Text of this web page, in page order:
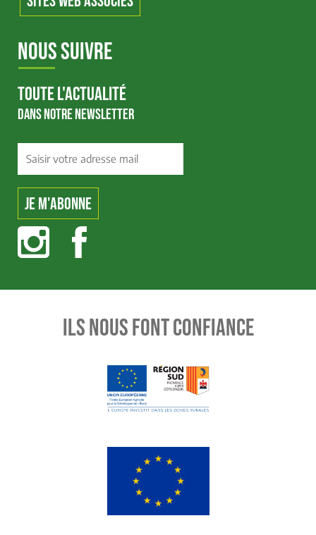
NOUS SUIVRE
TOUTE L'ACTUALITÉ
DANS NOTRE NEWSLETTER
ILS NOUS FONT CONFIANCE